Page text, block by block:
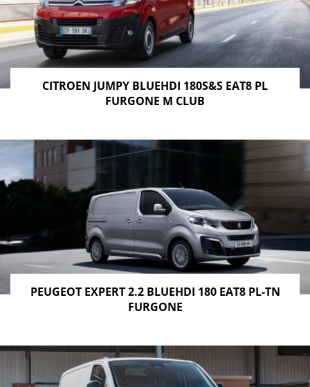
CITROEN JUMPY BLUEHDI 180S&S EAT8 PL
FURGONE M CLUB
PEUGEOT EXPERT 2.2 BLUEHDI 180 EAT8 PL-TN
FURGONE